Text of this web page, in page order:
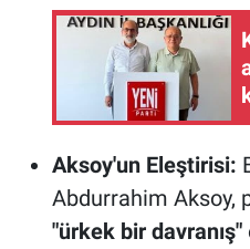
Aksoy'un Eleştirisi:
Abdurrahim Aksoy,
"ürkek bir davranış"